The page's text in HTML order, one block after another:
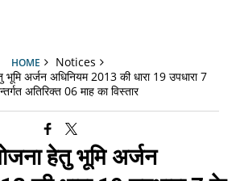
HOME
Notices
भूमि अर्जन अधिनियम 2013 की धारा 19 उपधारा 7
अतिरिक्त 06 माह का विस्तार
हेतु भूमि अर्जन